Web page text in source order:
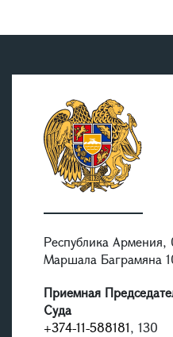
Республика
Маршала Баграмяна
Приемная
Суда
+374-11-588181, 130